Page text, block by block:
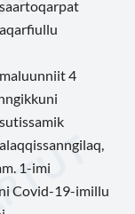
4
1-imi
Covid-19-imillu